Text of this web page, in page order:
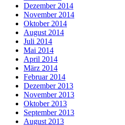
Dezember 2014
November 2014
Oktober 2014
August 2014
Juli 2014
Mai 2014
April 2014
März 2014
Februar 2014
Dezember 2013
November 2013
Oktober 2013
September 2013
August 2013